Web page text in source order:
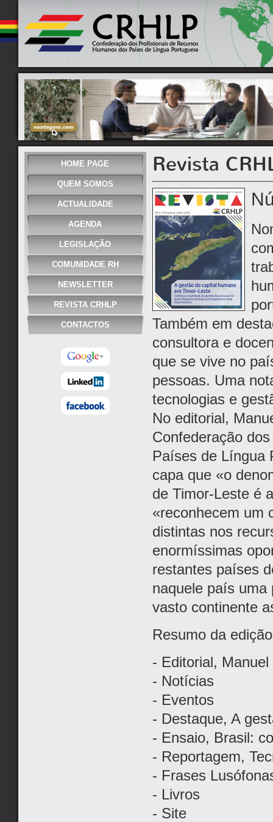
HOME PAGE
QUEM SOMOS
ACTUALIDADE
AGENDA
LEGISLAÇÃO
COMUNIDADE RH
NEWSLETTER
REVISTA CRHLP
CONTACTOS
Revista
Também em
consultora e
que se vive no
pessoas. Uma
tecnologias e
No editorial,
Confederação
Países de Língua
capa que «o
de Timor-Leste é
«reconhecem um
distintas nos
enormíssimas
restantes países
naquele país uma
vasto continente
Resumo da edição
- Editorial,
- Notícias
- Eventos
- Destaque, A
- Ensaio, Brasil:
- Reportagem,
- Frases
- Livros
- Site